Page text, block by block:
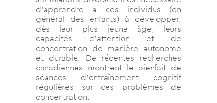
d’apprendre à ces individus (en
général des enfants) à développer,
dès leur plus jeune âge, leurs
capacités d’attention et de
concentration de manière autonome
et durable. De récentes recherches
canadiennes montrent le bienfait de
séances d’entraînement cognitif
régulières sur ces problèmes de
concentration.